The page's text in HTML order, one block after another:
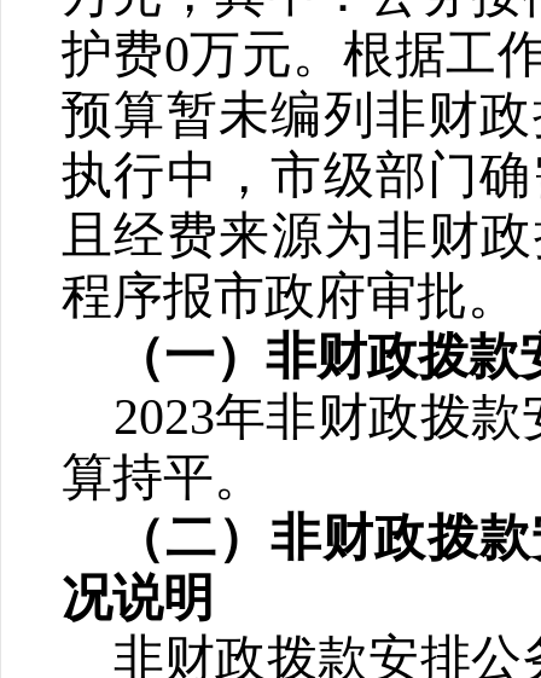
护费0万元。根据工
预算暂未编列非财
执行中，市级部门
且经费来源为非财
程序报市政府审批。
（一）非财政拨
2023年非财政拨
算持平。
（二）非财政拨
况说明
非财政拨款安排公